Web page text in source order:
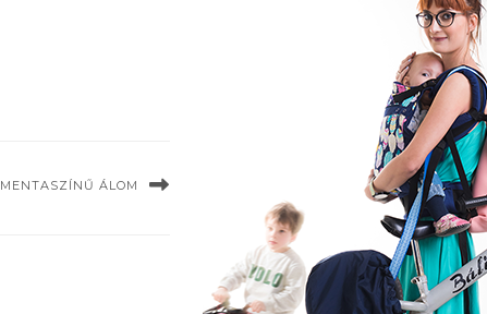
MENTASZÍNŰ ÁLOM